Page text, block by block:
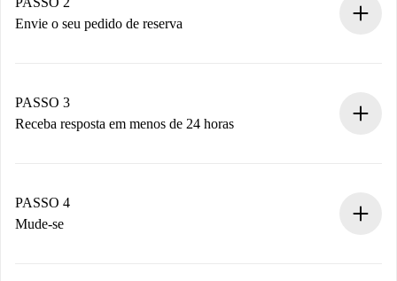
antecipadamente.
Envie o seu pedido de reserva
Não cobramos nada até que o proprietário confirme.
PASSO 3
Receba resposta em menos de 24 horas
proprietário.
Se recusada: não cobraremos nada e ofereceremos
PASSO 4
Mude-se